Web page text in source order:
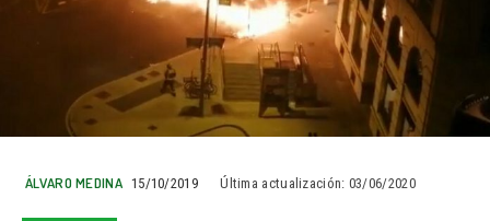
ÁLVARO MEDINA 15/10/2019 Última actualización: 03/06/2020